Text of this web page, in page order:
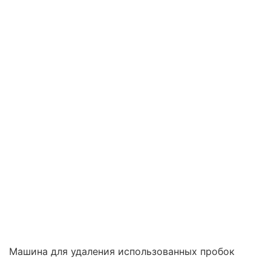
Машина для удаления использованных пробок